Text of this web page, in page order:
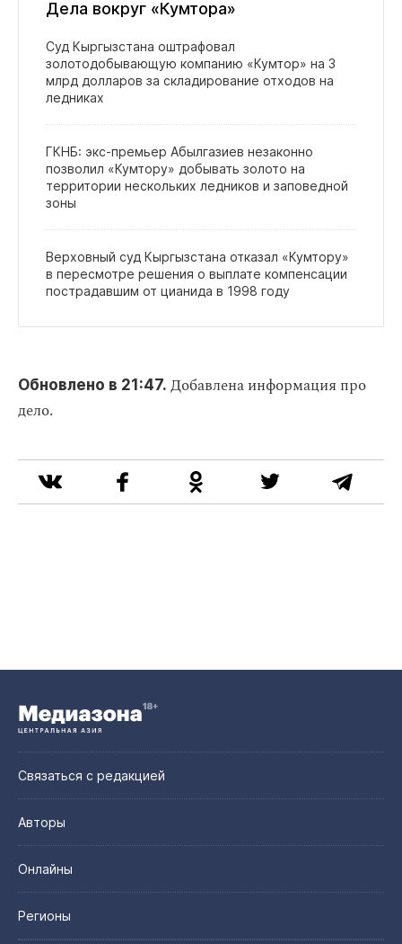
Дела вокруг «Кумтора»
Суд Кыргызстана оштрафовал
золотодобывающую компанию «Кумтор» на 3
млрд долларов за складирование отходов на
ледниках
ГКНБ: экс‑премьер Абылгазиев незаконно
позволил «Кумтору» добывать золото на
территории нескольких ледников и заповедной
зоны
Верховный суд Кыргызстана отказал «Кумтору»
в пересмотре решения о выплате компенсации
пострадавшим от цианида в 1998 году
Обновлено в 21:47. Добавлена информация про
дело.
Связаться с редакцией
Авторы
Онлайны
Регионы